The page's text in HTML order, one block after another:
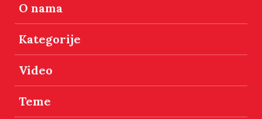
O nama
Kategorije
Video
Teme